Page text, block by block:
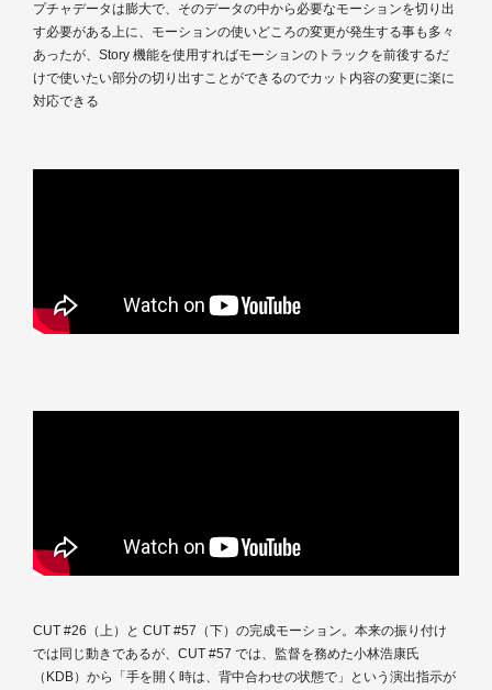
プチャデータは膨大で、そのデータの中から必要なモーションを切り出
す必要がある上に、モーションの使いどころの変更が発生する事も多々
あったが、Story 機能を使用すればモーションのトラックを前後するだ
けで使いたい部分の切り出すことができるのでカット内容の変更に楽に
対応できる
CUT #26（上）と CUT #57（下）の完成モーション。本来の振り付け
では同じ動きであるが、CUT #57 では、監督を務めた小林浩康氏
（KDB）から「手を開く時は、背中合わせの状態で」という演出指示が